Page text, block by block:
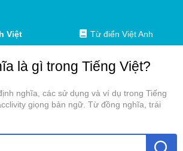
Việt Từ điển Việt Anh
là gì trong Tiếng Việt?
nghĩa, các sử dụng và ví dụ trong Tiếng
giọng bản ngữ. Từ đồng nghĩa, trái